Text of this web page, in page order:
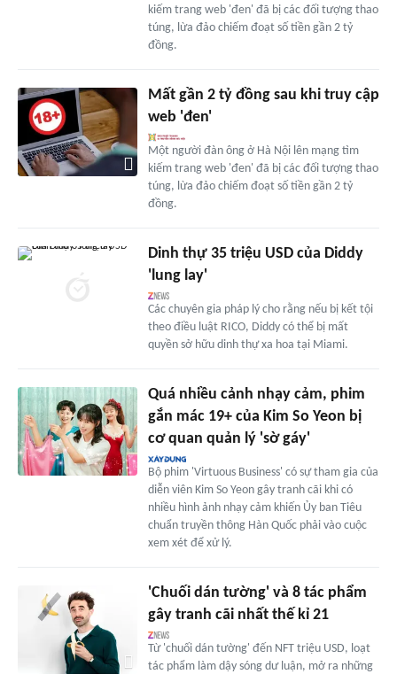
kiếm trang web 'đen' đã bị các đối tượng thao
túng, lừa đảo chiếm đoạt số tiền gần 2 tỷ
đồng.
Mất gần 2 tỷ đồng sau khi truy cập
web 'đen'
Một người đàn ông ở Hà Nội lên mạng tìm
kiếm trang web 'đen' đã bị các đối tượng thao
túng, lừa đảo chiếm đoạt số tiền gần 2 tỷ
đồng.
Dinh thự 35 triệu USD của Diddy
'lung lay'
Các chuyên gia pháp lý cho rằng nếu bị kết tội
theo điều luật RICO, Diddy có thể bị mất
quyền sở hữu dinh thự xa hoa tại Miami.
Quá nhiều cảnh nhạy cảm, phim
gắn mác 19+ của Kim So Yeon bị
cơ quan quản lý 'sờ gáy'
Bộ phim 'Virtuous Business' có sự tham gia của
diễn viên Kim So Yeon gây tranh cãi khi có
nhiều hình ảnh nhạy cảm khiến Ủy ban Tiêu
chuẩn truyền thông Hàn Quốc phải vào cuộc
xem xét để xử lý.
'Chuối dán tường' và 8 tác phẩm
gây tranh cãi nhất thế kỉ 21
Từ 'chuối dán tường' đến NFT triệu USD, loạt
tác phẩm làm dậy sóng dư luận, mở ra những